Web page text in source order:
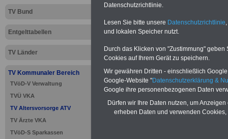
TV Bund
Entgelttabellen
TV Länder
TV Kommunaler Bereich
TVöD-V Verwaltung
TVÜ VKA
TV Altersvorsorge ATV
TV Ärzte VKA
TVöD-S Sparkassen
Datenschutzrichtlinie.
Lesen Sie bitte unsere Datenschutzrichtlinie
und lokalen Speicher nutzt.
Durch das Klicken von "Zustimmung"
Cookies auf Ihrem Gerät zu speichern.
Wir gewähren Dritten - einschließlich
Google-Website "Datenschutzerklärung &
Google ihre personenbezogenen Daten
Dürfen wir Ihre Daten nutzen, um
erheben Daten und verwenden